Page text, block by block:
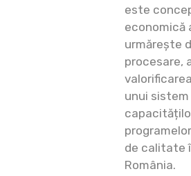
este
economică
urmărește
procesare,
unui
de calitate
România.